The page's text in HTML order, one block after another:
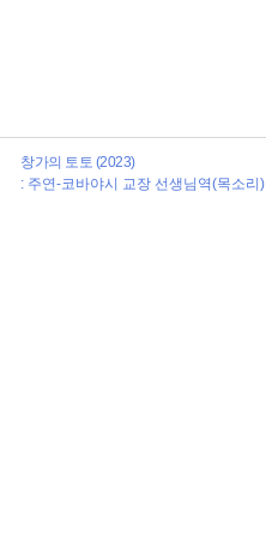
창가의 토토 (2023)
: 주연-코바야시 교장 선생님역(목소리)